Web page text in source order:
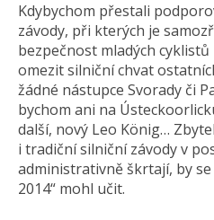
Kdybychom přestali
závody, při kterých je
bezpečnost mladých
omezit silniční chvat
žádné nástupce Svorady či
bychom ani na
další, nový Leo König…
i tradiční silniční závody v
administrativně škrtají, by se
2014“ mohl učit.